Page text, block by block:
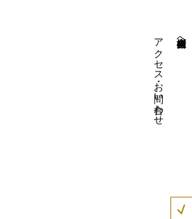
アクセス・お問い合わせ 企業内担当者様へ